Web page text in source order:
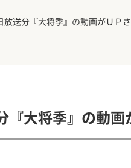
放送分『大将季』の動画がＵＰ
『大将季』の動画